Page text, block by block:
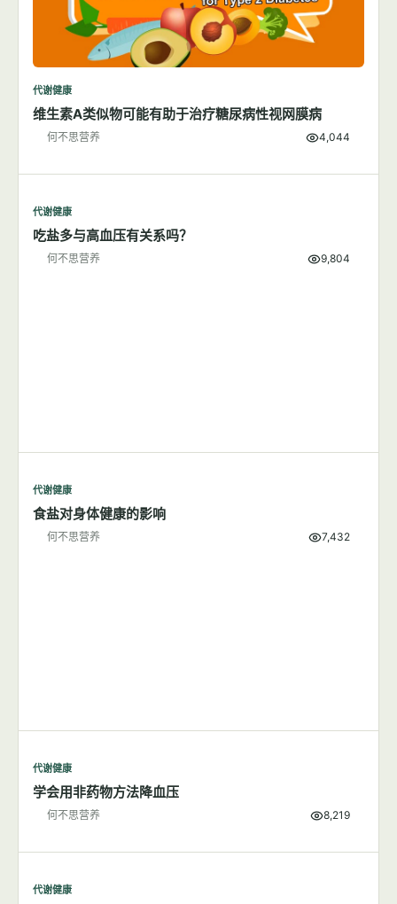
代谢健康
维生素A类似物可能有助于治疗糖尿病性视网膜病
何不思营养 4,044
代谢健康
吃盐多与高血压有关系吗？
何不思营养 9,804
代谢健康
食盐对身体健康的影响
何不思营养 7,432
代谢健康
学会用非药物方法降血压
何不思营养 8,219
代谢健康